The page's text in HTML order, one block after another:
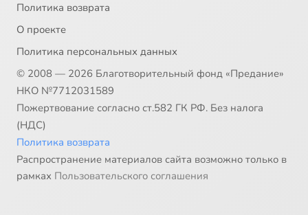
Политика возврата
О проекте
Политика персональных данных
© 2008 — 2026 Благотворительный фонд «Предание»
НКО №7712031589
Пожертвование согласно ст.582 ГК РФ. Без налога
(НДС)
Политика возврата
Распространение материалов сайта возможно только в
рамках Пользовательского соглашения